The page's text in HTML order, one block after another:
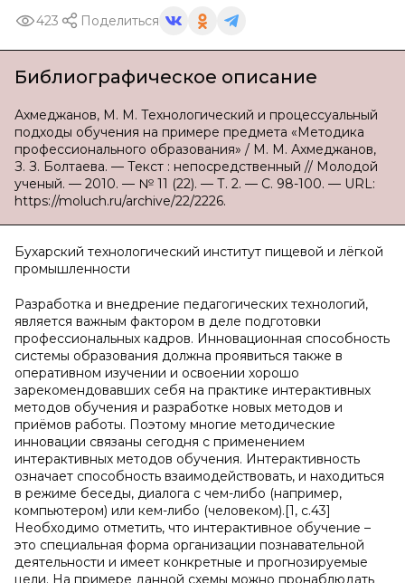
423 Поделиться
Библиографическое описание
Ахмеджанов, М. М. Технологический и процессуальный
подходы обучения на примере предмета «Методика
профессионального образования» / М. М. Ахмеджанов,
З. З. Болтаева. — Текст : непосредственный // Молодой
ученый. — 2010. — № 11 (22). — Т. 2. — С. 98-100. — URL:
https://moluch.ru/archive/22/2226.
Бухарский технологический институт пищевой и лёгкой
промышленности
Разработка и внедрение педагогических технологий,
является важным фактором в деле подготовки
профессиональных кадров. Инновационная способность
системы образования должна проявиться также в
оперативном изучении и освоении хорошо
зарекомендовавших себя на практике интерактивных
методов обучения и разработке новых методов и
приёмов работы. Поэтому многие методические
инновации связаны сегодня с применением
интерактивных методов обучения. Интерактивность
означает способность взаимодействовать, и находиться
в режиме беседы, диалога с чем-либо (например,
компьютером) или кем-либо (человеком).[1, с.43]
Необходимо отметить, что интерактивное обучение –
это специальная форма организации познавательной
деятельности и имеет конкретные и прогнозируемые
цели. На примере данной схемы можно пронаблюдать